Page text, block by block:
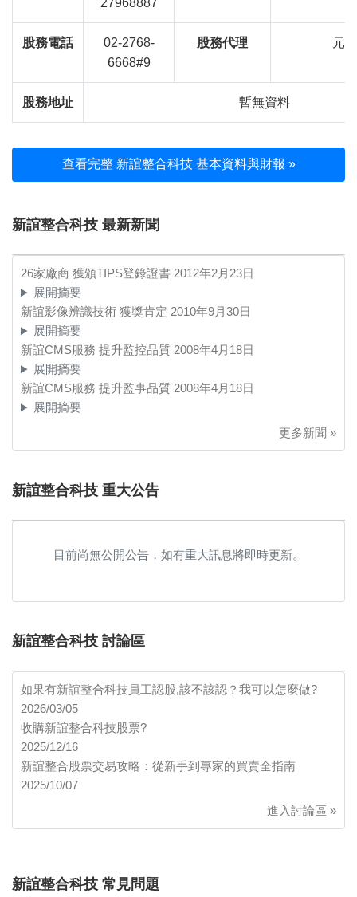
股務電話
02-2768-
6668#9
股務代理 元
股務地址 暫無資料
查看完整 新誼整合科技 基本資料與財報 »
新誼整合科技 最新新聞
26家廠商 獲頒TIPS登錄證書 2012年2月23日
展開摘要
新誼影像辨識技術 獲獎肯定 2010年9月30日
展開摘要
新誼CMS服務 提升監控品質 2008年4月18日
展開摘要
新誼CMS服務 提升監事品質 2008年4月18日
展開摘要
更多新聞 »
新誼整合科技 重大公告
目前尚無公開公告，如有重大訊息將即時更新。
新誼整合科技 討論區
如果有新誼整合科技員工認股,該不該認？我可以怎麼做?
2026/03/05
收購新誼整合科技股票?
2025/12/16
新誼整合股票交易攻略：從新手到專家的買賣全指南
2025/10/07
進入討論區 »
新誼整合科技 常見問題